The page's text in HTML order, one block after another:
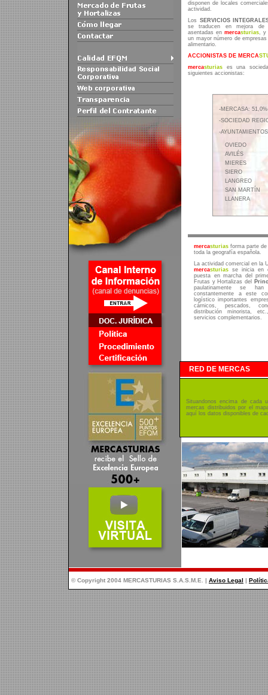
disponen de locales
actividad.
Los SERVICIOS
se traducen en mejora
asentadas en mercasturias, y
un mayor número de
alimentario.
ACCIONISTAS DE MERCA
mercasturias es una
siguientes accionistas:
-MERCASA: 51,0%
-SOCIEDAD
-
OVIEDO
AVILÉS
MIERES
SIERO
LANGREO
SAN MARTÍN
LLANERA
mercasturias forma parte
toda la geografía española.
La actividad comercial en la
mercasturias se inicia en
puesta en marcha del
Frutas y Hortalizas del
paulatinamente se han
constantemente a este
logístico importantes
cárnicos, pescados,
distribución minorista,
servicios complementarios.
RED DE MERCAS
Situandonos encima de cada
mercas distribuidos por el
aquí los datos disponibles de
© Copyright 2004 MERCASTURIAS S.A.S.M.E. | Aviso Legal |